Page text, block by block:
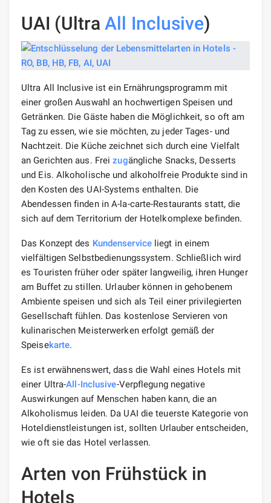
UAI (UltraAll Inclusive)
Ultra All Inclusive ist ein Ernährungsprogramm mit
einer großen Auswahl an hochwertigen Speisen und
Getränken. Die Gäste haben die Möglichkeit, so oft am
Tag zu essen, wie sie möchten, zu jeder Tages- und
Nachtzeit. Die Küche zeichnet sich durch eine Vielfalt
an Gerichten aus. Freizugängliche Snacks, Desserts
und Eis. Alkoholische und alkoholfreie Produkte sind in
den Kosten des UAI-Systems enthalten. Die
Abendessen finden in A-la-carte-Restaurants statt, die
sich auf dem Territorium der Hotelkomplexe befinden.
Das Konzept des Kundenserviceliegt in einem
vielfältigen Selbstbedienungssystem. Schließlich wird
es Touristen früher oder später langweilig, ihren Hunger
am Buffet zu stillen. Urlauber können in gehobenem
Ambiente speisen und sich als Teil einer privilegierten
Gesellschaft fühlen. Das kostenlose Servieren von
kulinarischen Meisterwerken erfolgt gemäß der
Speisekarte.
Es ist erwähnenswert, dass die Wahl eines Hotels mit
einer Ultra-All-Inclusive-Verpflegung negative
Auswirkungen auf Menschen haben kann, die an
Alkoholismus leiden. Da UAI die teuerste Kategorie von
Hoteldienstleistungen ist, sollten Urlauber entscheiden,
wie oft sie das Hotel verlassen.
Arten von Frühstück in
Hotels